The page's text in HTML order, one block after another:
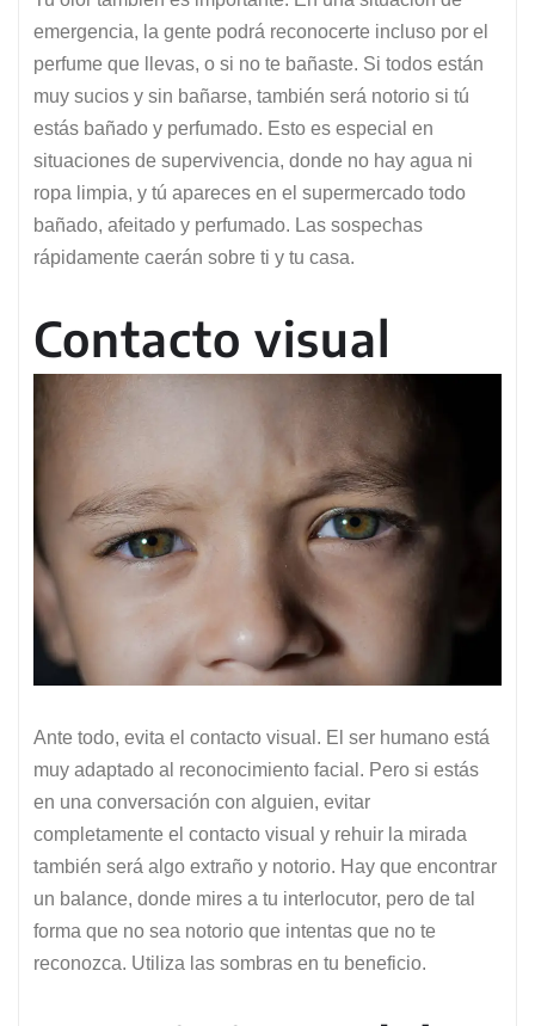
emergencia, la gente podrá reconocerte incluso por el
perfume que llevas, o si no te bañaste. Si todos están
muy sucios y sin bañarse, también será notorio si tú
estás bañado y perfumado. Esto es especial en
situaciones de supervivencia, donde no hay agua ni
ropa limpia, y tú apareces en el supermercado todo
bañado, afeitado y perfumado. Las sospechas
rápidamente caerán sobre ti y tu casa.
Contacto visual
Ante todo, evita el contacto visual. El ser humano está
muy adaptado al reconocimiento facial. Pero si estás
en una conversación con alguien, evitar
completamente el contacto visual y rehuir la mirada
también será algo extraño y notorio. Hay que encontrar
un balance, donde mires a tu interlocutor, pero de tal
forma que no sea notorio que intentas que no te
reconozca. Utiliza las sombras en tu beneficio.